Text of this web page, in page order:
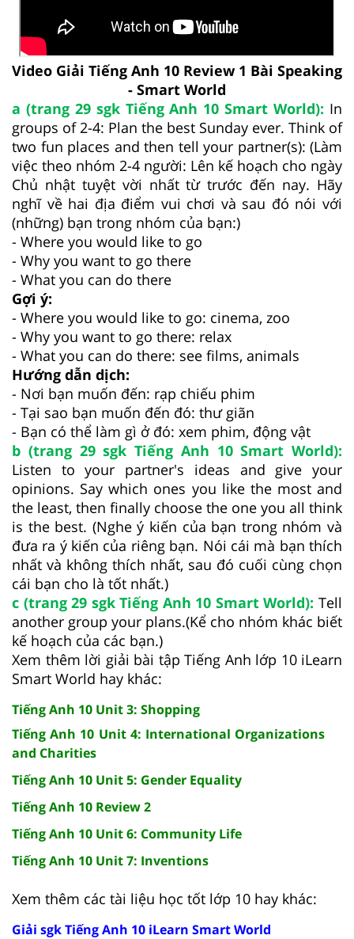
Video Giải Tiếng Anh 10 Review 1 Bài Speaking
- Smart World
a (trang 29 sgk Tiếng Anh 10 Smart World): In
groups of 2-4: Plan the best Sunday ever. Think of
two fun places and then tell your partner(s): (Làm
việc theo nhóm 2-4 người: Lên kế hoạch cho ngày
Chủ nhật tuyệt vời nhất từ trước đến nay. Hãy
nghĩ về hai địa điểm vui chơi và sau đó nói với
(những) bạn trong nhóm của bạn:)
- Where you would like to go
- Why you want to go there
- What you can do there
Gợi ý:
- Where you would like to go: cinema, zoo
- Why you want to go there: relax
- What you can do there: see films, animals
Hướng dẫn dịch:
- Nơi bạn muốn đến: rạp chiếu phim
- Tại sao bạn muốn đến đó: thư giãn
- Bạn có thể làm gì ở đó: xem phim, động vật
b (trang 29 sgk Tiếng Anh 10 Smart World):
Listen to your partner's ideas and give your
opinions. Say which ones you like the most and
the least, then finally choose the one you all think
is the best. (Nghe ý kiến của bạn trong nhóm và
đưa ra ý kiến của riêng bạn. Nói cái mà bạn thích
nhất và không thích nhất, sau đó cuối cùng chọn
cái bạn cho là tốt nhất.)
c (trang 29 sgk Tiếng Anh 10 Smart World): Tell
another group your plans.(Kể cho nhóm khác biết
kế hoạch của các bạn.)
Xem thêm lời giải bài tập Tiếng Anh lớp 10 iLearn
Smart World hay khác:
Tiếng Anh 10 Unit 3: Shopping
Tiếng Anh 10 Unit 4: International Organizations
and Charities
Tiếng Anh 10 Unit 5: Gender Equality
Tiếng Anh 10 Review 2
Tiếng Anh 10 Unit 6: Community Life
Tiếng Anh 10 Unit 7: Inventions
Xem thêm các tài liệu học tốt lớp 10 hay khác:
Giải sgk Tiếng Anh 10 iLearn Smart World